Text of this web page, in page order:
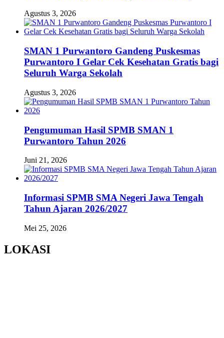
Agustus 3, 2026
SMAN 1 Purwantoro Gandeng Puskesmas
Purwantoro I Gelar Cek Kesehatan Gratis bagi
Seluruh Warga Sekolah
Agustus 3, 2026
Pengumuman Hasil SPMB SMAN 1
Purwantoro Tahun 2026
Juni 21, 2026
Informasi SPMB SMA Negeri Jawa Tengah
Tahun Ajaran 2026/2027
Mei 25, 2026
LOKASI